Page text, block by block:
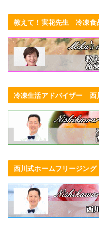
教えて！実花先生 冷凍食
冷凍生活アドバイザー 西
西川式ホームフリージング